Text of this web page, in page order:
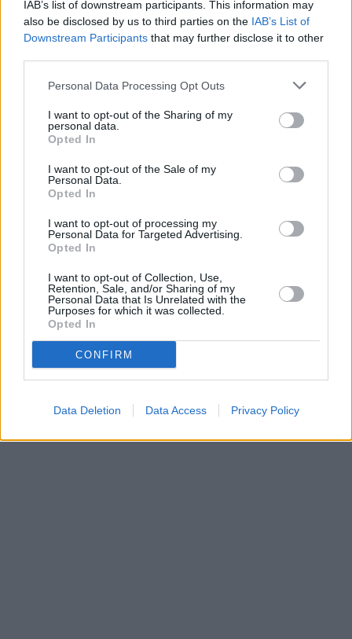
IAB’s list of downstream participants. This information may
also be disclosed by us to third parties on the IAB’s List of
Downstream Participants that may further disclose it to other
Personal Data Processing Opt Outs
I want to opt-out of the Sharing of my
personal data.
Opted In
I want to opt-out of the Sale of my
Personal Data.
Opted In
I want to opt-out of processing my
Personal Data for Targeted Advertising.
Opted In
I want to opt-out of Collection, Use,
Retention, Sale, and/or Sharing of my
Personal Data that Is Unrelated with the
Purposes for which it was collected.
Opted In
CONFIRM
Data Deletion Data Access Privacy Policy
Klementa 869, Mladá Boleslav II)
06.08.2026 -Bosch Powertrain s.r.o. Jihlava • CNC operátor• mzda
Kč • náborový bonus 50.000 Kč • příspěvek na ubytování (Jihlava,
Jihlava)
06.08.2026 -Bosch Powertrain s.r.o. • montážní dělník • mzda 44.700
... další nabídky zaměstnání
Prima sport - co nabídne v prvním
vysílacím týdnu
Kdy a kde bude Prima sport k
naladění na Skylinku
- web o satelitní, terestrické a kabelové televizi, ©
O webu parabola.cz •O souborech cookies
Dovolená u moře•Bazény